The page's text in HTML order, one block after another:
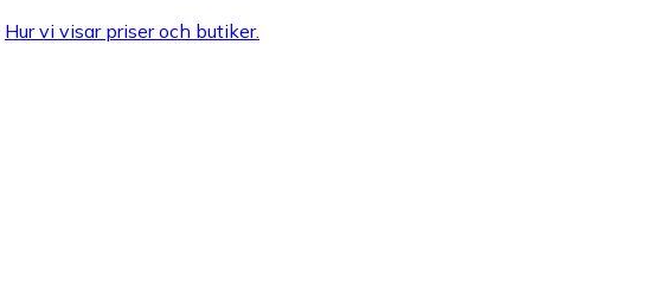
Hur vi visar priser och butiker.